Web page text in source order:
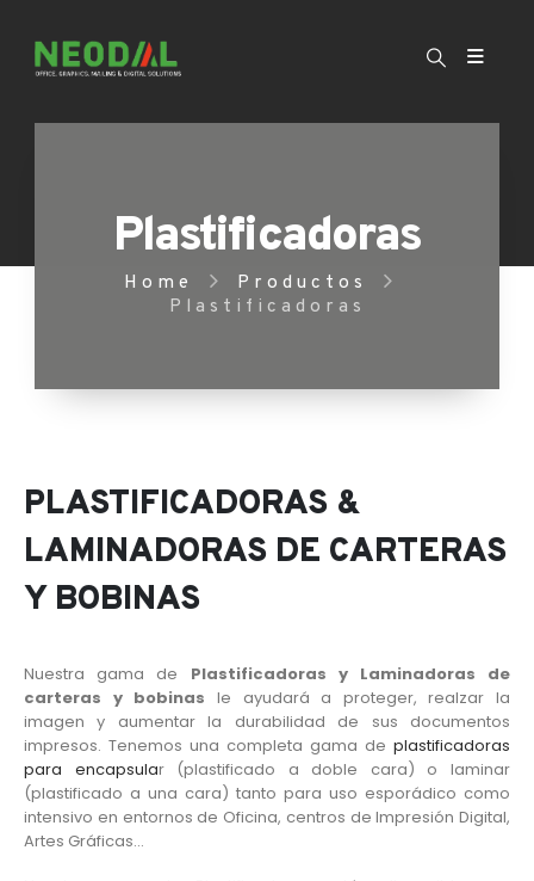
Plastificadoras
Home
Productos
Plastificadoras
PLASTIFICADORAS &
LAMINADORAS DE CARTERAS
Y BOBINAS
Nuestra gama de Plastificadoras y Laminadoras de
carteras y bobinas le ayudará a proteger, realzar la
imagen y aumentar la durabilidad de sus documentos
impresos. Tenemos una completa gama de plastificadoras
para encapsular (plastificado a doble cara) o laminar
(plastificado a una cara) tanto para uso esporádico como
intensivo en entornos de Oficina, centros de Impresión Digital,
Artes Gráficas…